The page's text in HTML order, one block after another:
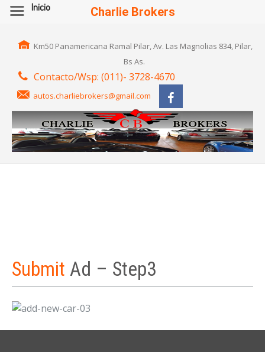
Km50 Panamericana Ramal Pilar, Av. Las Magnolias 834, Pilar,
Bs As.
Contacto/Wsp: (011)- 3728-4670
autos.charliebrokers@gmail.com
Submit Ad – Step3
Inicio Charlie Brokers